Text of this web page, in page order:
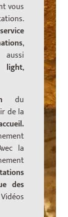
vous
service
,
light,
du
de la
la
des